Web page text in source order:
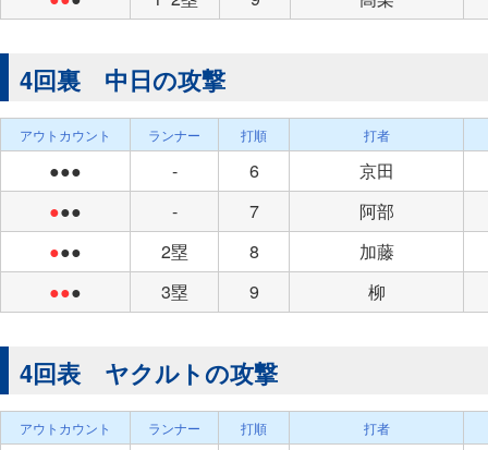
4回裏 中日の攻撃
アウトカウント ランナー 打順 打者
●●● - 6
京田
●●● - 7
阿部
●●● 2塁 8
加藤
●●● 3塁 9 柳
4回表 ヤクルトの攻撃
アウトカウント ランナー 打順 打者